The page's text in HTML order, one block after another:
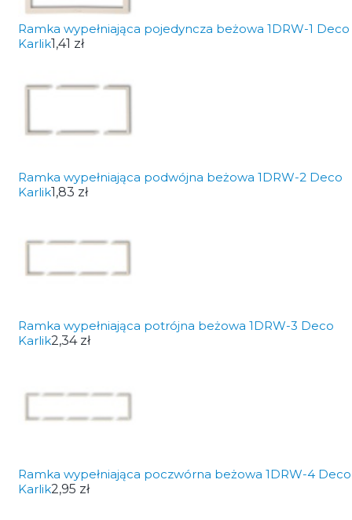
Ramka wypełniająca pojedyncza beżowa 1DRW-1 Deco
Karlik1,41 zł
Ramka wypełniająca podwójna beżowa 1DRW-2 Deco
Karlik1,83 zł
Ramka wypełniająca potrójna beżowa 1DRW-3 Deco
Karlik2,34 zł
Ramka wypełniająca poczwórna beżowa 1DRW-4 Deco
Karlik2,95 zł